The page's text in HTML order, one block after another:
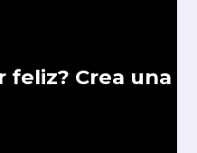
feliz? Crea una